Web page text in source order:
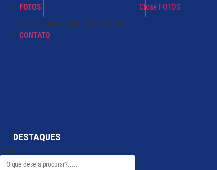
FOTOS Close FOTOS
Please select listing to show.
CONTATO
DESTAQUES
Search